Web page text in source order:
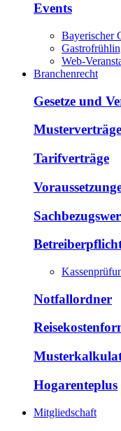
Events
Bayerischer
Web-
Branchenrecht
Gesetze und
Tarifverträge
Notfallordner
Hogarenteplus
Mitgliedschaft